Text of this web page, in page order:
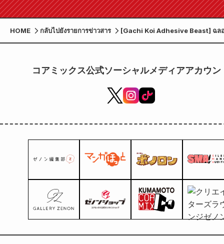
HOME กลับไปยังรายการข่าวสาร
[Gachi Koi Adhesive Beast] ฉลอ
コアミックス公式ソーシャルメディアアカウン